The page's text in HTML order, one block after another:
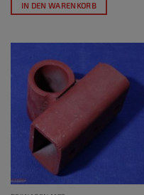
IN DEN WARENKORB